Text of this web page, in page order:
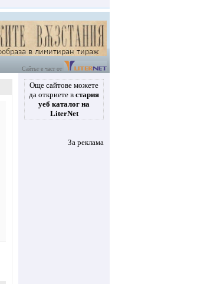
Сайтът е част от
Още сайтове можете
да откриете в стария
уеб каталог на
LiterNet
За реклама